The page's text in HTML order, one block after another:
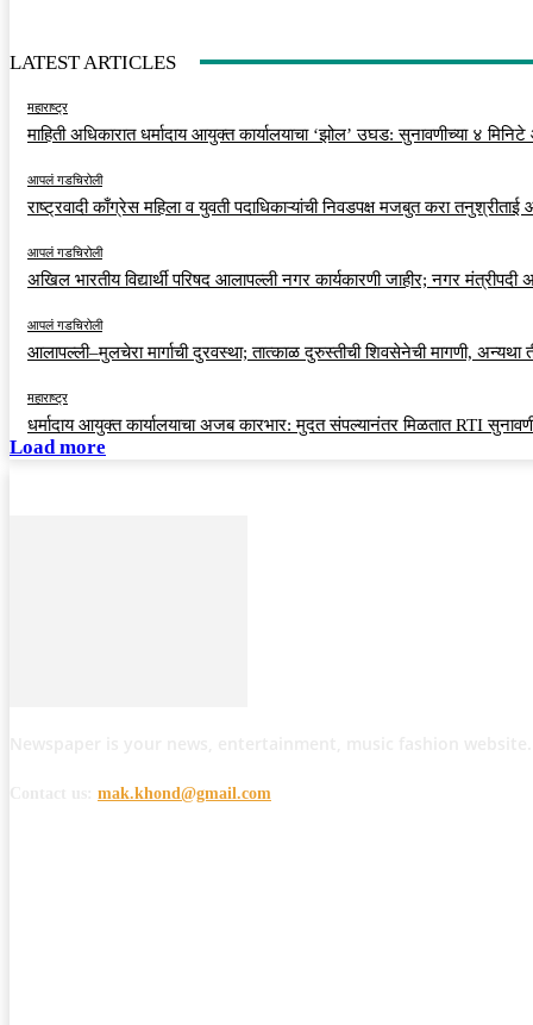
LATEST ARTICLES
महाराष्ट्र
माहिती अधिकारात धर्मादाय आयुक्त कार्यालयाचा ‘झोल’ उघड: सुनावणीच्या ४
आपलं गडचिरोली
राष्ट्रवादी काँग्रेस महिला व युवती पदाधिकाऱ्यांची निवडपक्ष मजबुत करा
आपलं गडचिरोली
अखिल भारतीय विद्यार्थी परिषद आलापल्ली नगर कार्यकारणी जाहीर; नगर
आपलं गडचिरोली
आलापल्ली–मुलचेरा मार्गाची दुरवस्था; तात्काळ दुरुस्तीची शिवसेनेची मागणी, अन्यथा
महाराष्ट्र
धर्मादाय आयुक्त कार्यालयाचा अजब कारभार: मुदत संपल्यानंतर मिळतात RTI
Load more
mak.khond@gmail.com